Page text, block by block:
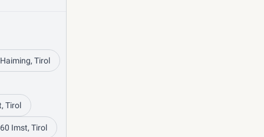
Tirol
Tirol
Imst, Tirol